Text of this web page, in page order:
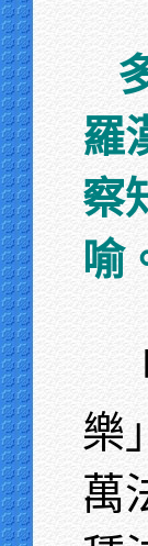
羅
察
喻
樂
萬